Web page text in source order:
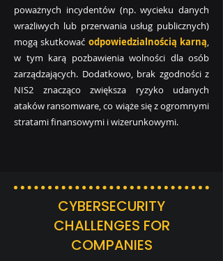
poważnych incydentów (np. wycieku danych
wrażliwych lub przerwania usług publicznych)
mogą skutkować odpowiedzialnością karną,
w tym karą pozbawienia wolności dla osób
zarządzających. Dodatkowo, brak zgodności z
NIS2 znacząco zwiększa ryzyko udanych
ataków ransomware, co wiąże się z ogromnymi
stratami finansowymi i wizerunkowymi.
CYBERSECURITY
CHALLENGES FOR
COMPANIES